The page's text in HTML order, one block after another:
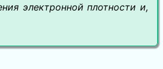
электронной плотности и,